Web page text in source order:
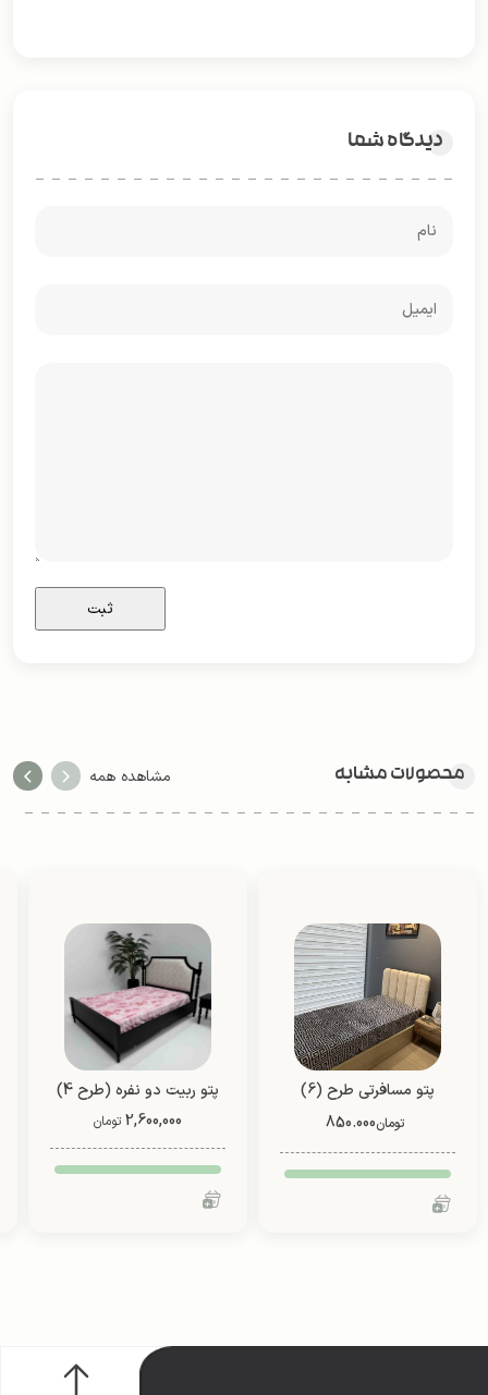
دیدگاه شما
محصولات مشابه مشاهده همه
پتو مسافرتی طرح (6)
فانتزی (یک نفره/ دو نفره)
تومان850.000
پتو ربیت دو نفره (طرح 4)
2,600,000 تومان